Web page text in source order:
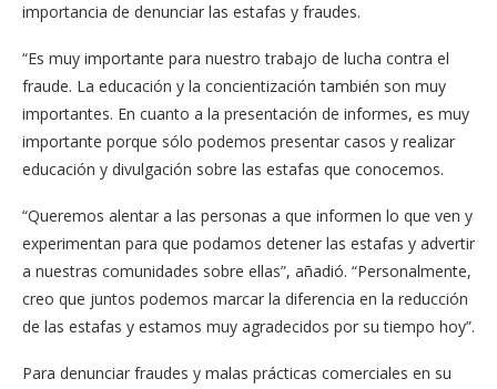
importancia de denunciar las estafas y fraudes.
“Es muy importante para nuestro trabajo de lucha contra el
fraude. La educación y la concientización también son muy
importantes. En cuanto a la presentación de informes, es muy
importante porque sólo podemos presentar casos y realizar
educación y divulgación sobre las estafas que conocemos.
“Queremos alentar a las personas a que informen lo que ven y
experimentan para que podamos detener las estafas y advertir
a nuestras comunidades sobre ellas”, añadió. “Personalmente,
creo que juntos podemos marcar la diferencia en la reducción
de las estafas y estamos muy agradecidos por su tiempo hoy”.
Para denunciar fraudes y malas prácticas comerciales en su